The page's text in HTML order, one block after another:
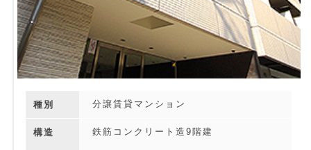
種別 分譲賃貸マンション
構造 鉄筋コンクリート造9階建